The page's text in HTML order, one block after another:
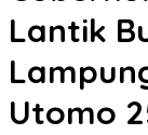
Lantik
Utomo